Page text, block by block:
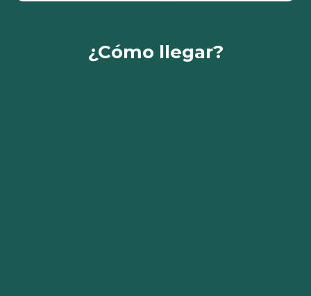
¿Cómo llegar?